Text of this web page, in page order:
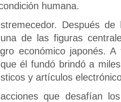
humana.
Después
de las figuras
económico japonés.
él fundó brindó a
y artículos
que desafían